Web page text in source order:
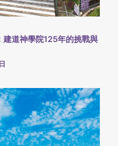
建道神學院125年的挑戰與